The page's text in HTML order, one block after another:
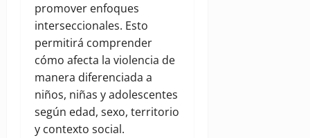
promover enfoques
interseccionales. Esto
permitirá comprender
cómo afecta la violencia de
manera diferenciada a
niños, niñas y adolescentes
según edad, sexo, territorio
y contexto social.